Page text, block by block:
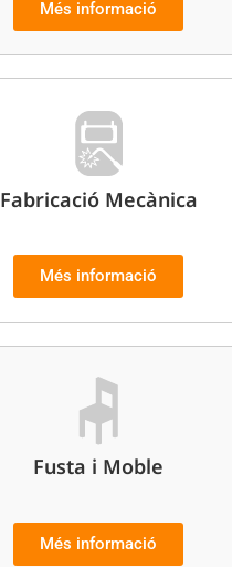
Més informació
Fabricació Mecànica
Més informació
Fusta i Moble
Més informació